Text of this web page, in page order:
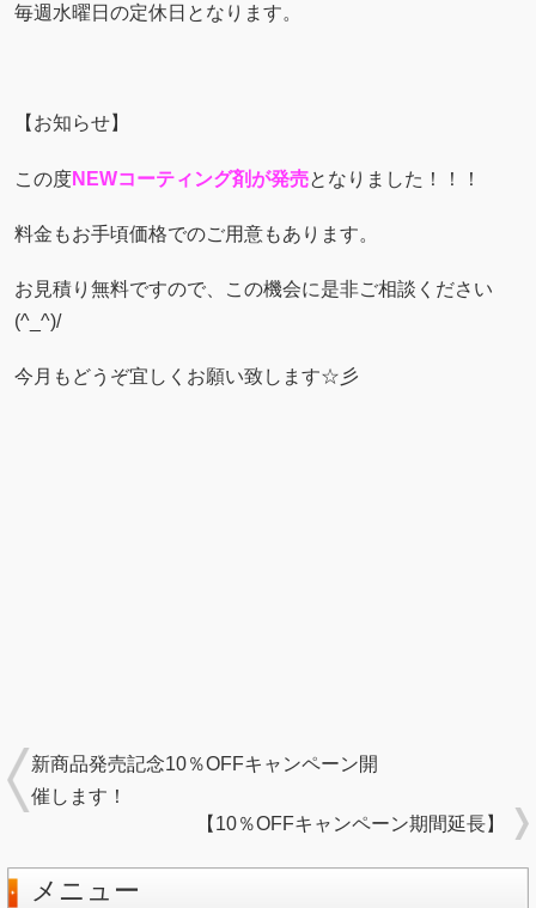
毎週水曜日の定休日となります。
【お知らせ】
この度NEWコーティング剤が発売となりました！！！
料金もお手頃価格でのご用意もあります。
お見積り無料ですので、この機会に是非ご相談ください
(^_^)/
今月もどうぞ宜しくお願い致します☆彡
新商品発売記念10％OFFキャンペーン開
催します！
【10％OFFキャンペーン期間延長】
メニュー